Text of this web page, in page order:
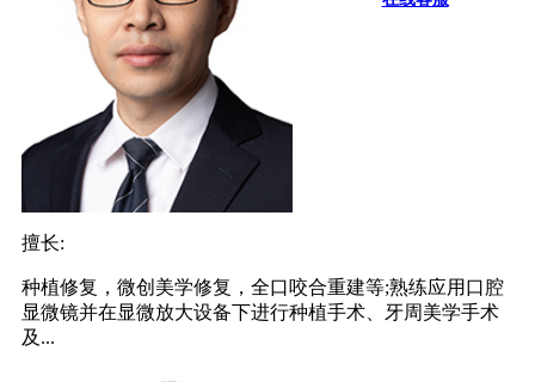
擅长:
种植修复，微创美学修复，全口咬合重建等;熟练应用口腔
显微镜并在显微放大设备下进行种植手术、牙周美学手术
及...